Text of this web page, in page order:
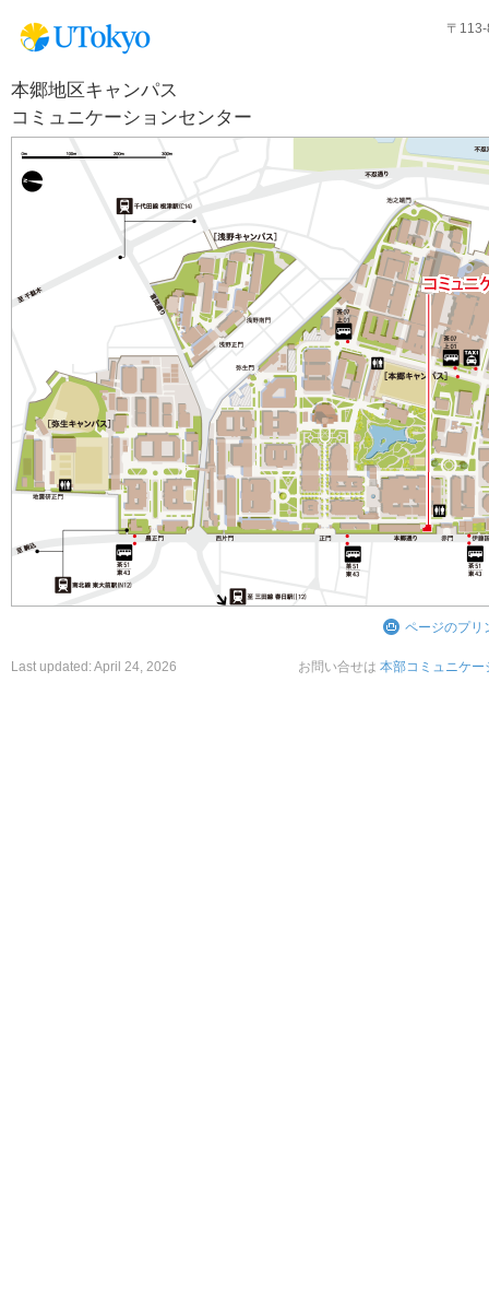
〒
本郷地区キャンパス
コミュニケーションセンター
ページのプリ
Last updated:April 24, 2026 お問い合せは 本部コミュニケー